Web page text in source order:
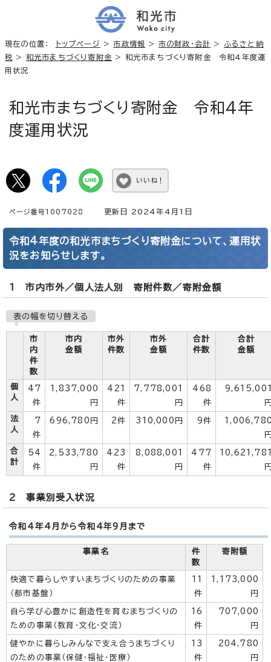
現在の位置： トップページ >市政情報 > 市の財政・会計 > ふるさと納
税
> 和光市まちづくり寄附金 > 和光市まちづくり寄附金 令和4年度運
用状況
和光市まちづくり寄附金 令和4年
度運用状況
いいね！
ページ番号1007028 更新日 2024年4月1日
令和4年度の和光市まちづくり寄附金について、運用状
況をお知らせします。
1 市内市外／個人法人別 寄附件数／寄附金額
表の幅を切り替える
市
内
件
数
市内
金額
市外
件数
市外
金額
合計
件数
合計
金額
個
人
47
件
1,837,000
円
421
件
7,778,001
円
468
件
法
人
7
件
696,780円 2件 310,000円 9件
合
計
54
件
2,533,780
円
423
件
8,088,001
円
477
件
2 事業別受入状況
令和4年4月から令和4年9月まで
事業名
件
数
寄附額
快適で暮らしやすいまちづくりのための事業
（都市基盤）
11
件
1,173,000
円
自ら学び心豊かに創造性を育むまちづくりの
ための事業（教育・文化・交流）
16
件
707,000
円
健やかに暮らしみんなで支え合うまちづくり
のための事業（保健・福祉・医療）
13
件
204,780
円